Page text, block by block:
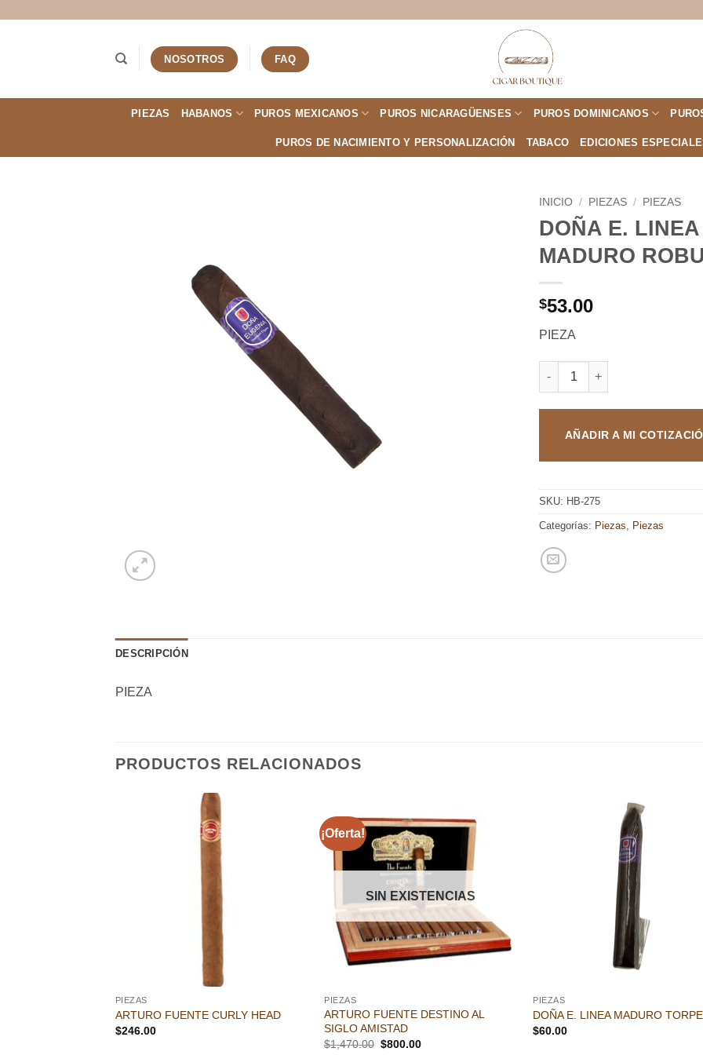
NOSOTROS FAQ
PIEZAS HABANOS PUROS MEXICANOS PUROS NICARAGÜENSES PUROS DOMINICANOS
PUROS DE NACIMIENTO Y PERSONALIZACIÓN TABACO EDICIONES
INICIO / PIEZAS / PIEZAS
DOÑA E. LINEA
MADURO
$53.00
PIEZA
DOÑA E. LINEA MADURO
AÑADIR A MI
SKU: HB-275
Categorías: Piezas Piezas
DESCRIPCIÓN
PIEZA
PRODUCTOS RELACIONADOS
PIEZAS
ARTURO FUENTE CURLY HEAD
$246.00
¡Oferta!
Añadir
SIN EXISTENCIAS
PIEZAS
ARTURO FUENTE DESTINO AL
SIGLO AMISTAD
$1,470.00 El
$800.00El
PIEZAS
DOÑA E. LINEA MADURO
$60.00